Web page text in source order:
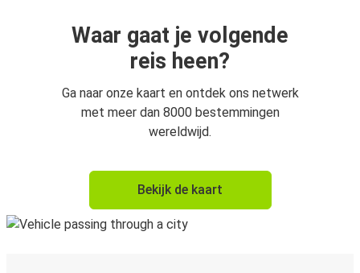
Waar gaat je volgende
reis heen?
Ga naar onze kaart en ontdek ons netwerk
met meer dan 8000 bestemmingen
wereldwijd.
Bekijk de kaart